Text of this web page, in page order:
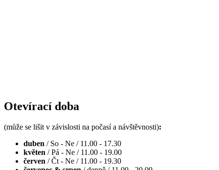
Otevírací doba
(může se lišit v závislosti na počasí a návštěvnosti):
duben / So - Ne / 11.00 - 17.30
květen / Pá - Ne / 11.00 - 19.00
červen / Čt - Ne / 11.00 - 19.30